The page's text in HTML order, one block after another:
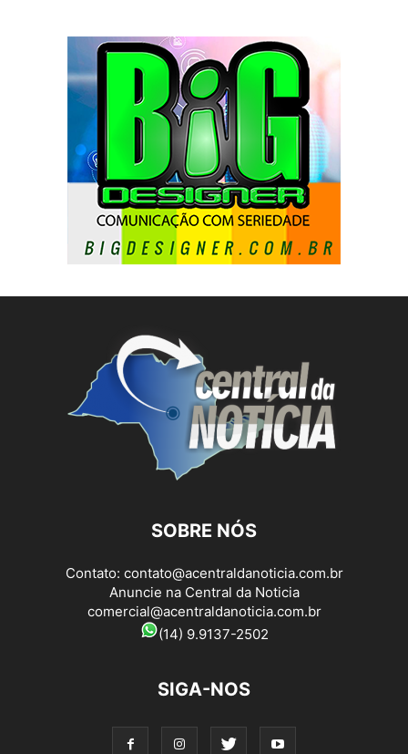
SOBRE NÓS
Contato: contato@acentraldanoticia.com.br
Anuncie na Central da Noticia
comercial@acentraldanoticia.com.br
(14) 9.9137-2502
SIGA-NOS